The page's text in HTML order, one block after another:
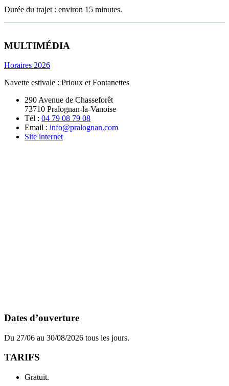
Durée du trajet : environ 15 minutes.
MULTIMÉDIA
Horaires 2026
Navette estivale : Prioux et Fontanettes
290 Avenue de Chasseforêt
73710 Pralognan-la-Vanoise
Tél : 04 79 08 79 08
Email : info@pralognan.com
Site internet
Dates d’ouverture
Du 27/06 au 30/08/2026 tous les jours.
TARIFS
Gratuit.